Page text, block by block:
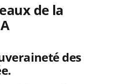
de la
des